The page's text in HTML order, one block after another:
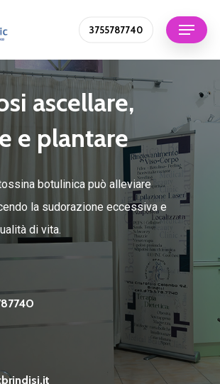
3755787740
Menu
ascellare,
e plantare
botulinica può alleviare
la sudorazione eccessiva e
di vita.
Close